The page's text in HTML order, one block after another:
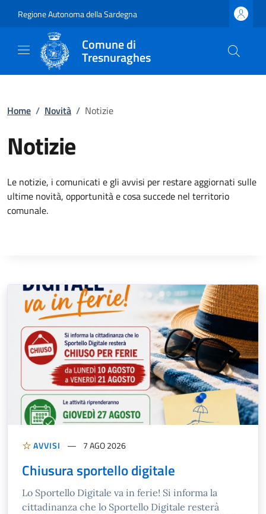
Regione Autonoma della Sardegna
Comune di
Tresnuraghes
Home / Novità / Notizie
Notizie
Le notizie, i comunicati e gli avvisi per restare aggiornati sulle
ultime novità, opportunità e cosa succede nel territorio
comunale.
AVVISI 7 AGO 2026
Chiusura sportello digitale
Lo Sportello Digitale va in ferie! Si informa la
cittadinanza che lo Sportello Digitale resterà